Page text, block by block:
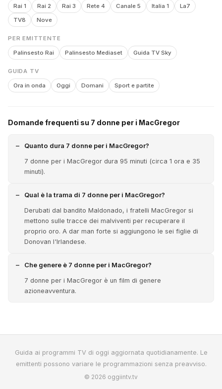
Rai 1 Rai 2 Rai 3 Rete 4 Canale 5 Italia 1
La7
TV8
Nove
PER EMITTENTE
Palinsesto Rai Palinsesto Mediaset Guida TV Sky
GUIDA TV
Ora in onda Oggi Domani Sport e partite
Domande frequenti su 7 donne per i MacGregor
Quanto dura 7 donne per i MacGregor?
7 donne per i MacGregor dura 95 minuti (circa 1 ora e 35
minuti).
Qual è la trama di 7 donne per i MacGregor?
Derubati dal bandito Maldonado, i fratelli MacGregor si
mettono sulle tracce dei malviventi per recuperare il
proprio oro. A dar man forte si aggiungono le sei figlie di
Donovan l'Irlandese.
Che genere è 7 donne per i MacGregor?
7 donne per i MacGregor è un film di genere
azioneavventura.
Guida ai programmi TV di oggi aggiornata quotidianamente. Le
emittenti possono variare le programmazioni senza preavviso.
© 2026 oggiintv.tv